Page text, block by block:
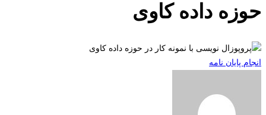
داده کاوی
پایان نامه